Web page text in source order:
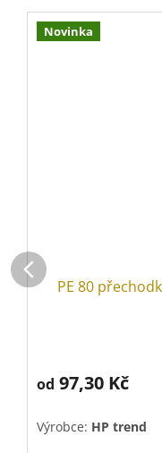
Novinka
PE 80
od 97,30 Kč
Výrobce: HP trend